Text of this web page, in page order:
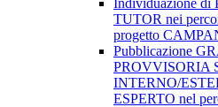
Individuazione di
TUTOR nei
progetto
Pubblicazione
PROVVISORIA
INTERNO/
ESPERTO nel